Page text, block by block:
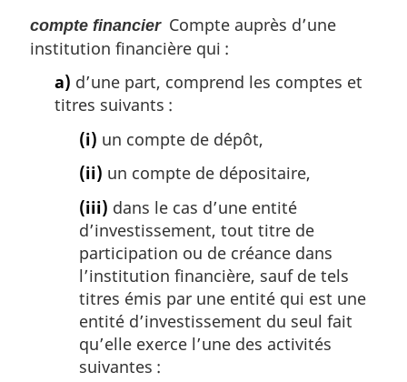
compte financierCompte auprès d’une
institution financière qui :
a) d’une part, comprend les comptes et
titres suivants :
(i) un compte de dépôt,
(ii) un compte de dépositaire,
(iii) dans le cas d’une entité
d’investissement, tout titre de
participation ou de créance dans
l’institution financière, sauf de tels
titres émis par une entité qui est une
entité d’investissement du seul fait
qu’elle exerce l’une des activités
suivantes :